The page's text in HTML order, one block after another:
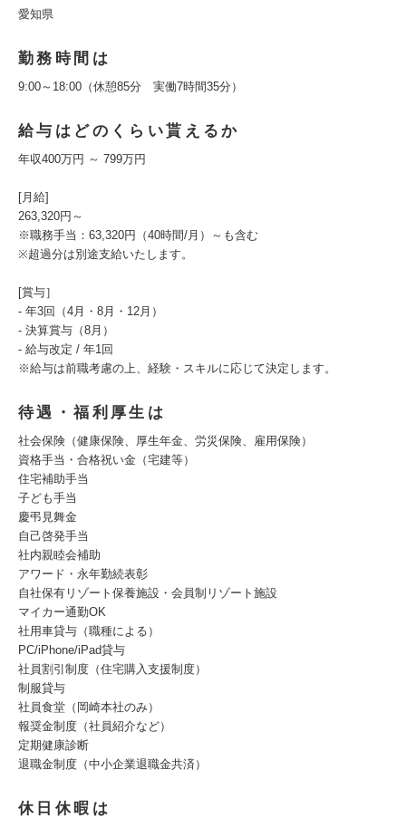
愛知県
勤務時間は
9:00～18:00（休憩85分 実働7時間35分）
給与はどのくらい貰えるか
年収400万円 ～ 799万円
[月給]
263,320円～
※職務手当：63,320円（40時間/月）～も含む
※超過分は別途支給いたします。
[賞与］
- 年3回（4月・8月・12月）
- 決算賞与（8月）
- 給与改定 / 年1回
※給与は前職考慮の上、経験・スキルに応じて決定します。
待遇・福利厚生は
社会保険（健康保険、厚生年金、労災保険、雇用保険）
資格手当・合格祝い金（宅建等）
住宅補助手当
子ども手当
慶弔見舞金
自己啓発手当
社内親睦会補助
アワード・永年勤続表彰
自社保有リゾート保養施設・会員制リゾート施設
マイカー通勤OK
社用車貸与（職種による）
PC/iPhone/iPad貸与
社員割引制度（住宅購入支援制度）
制服貸与
社員食堂（岡崎本社のみ）
報奨金制度（社員紹介など）
定期健康診断
退職金制度（中小企業退職金共済）
休日休暇は